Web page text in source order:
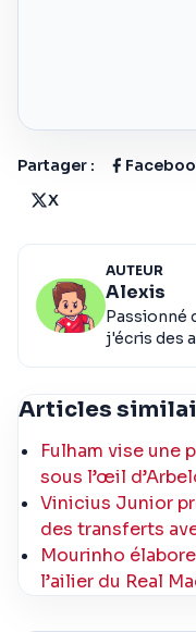
Partager :
X
AUTEUR
Alexis
Passionné
j'écris des
Articles
Fulham vise une
sous l’œil
Vinicius Junior
des transferts
Mourinho
l’ailier du Real